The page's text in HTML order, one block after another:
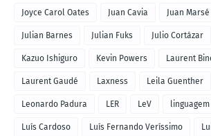
Joyce Carol Oates Juan Cavia Juan Marsé
Julian Barnes Julian Fuks Julio Cortázar
Kazuo Ishiguro Kevin Powers Laurent
Laurent Gaudé Laxness Leila Guenther
Leonardo Padura LER LeV linguagem
Luís Cardoso Luís Fernando Veríssimo